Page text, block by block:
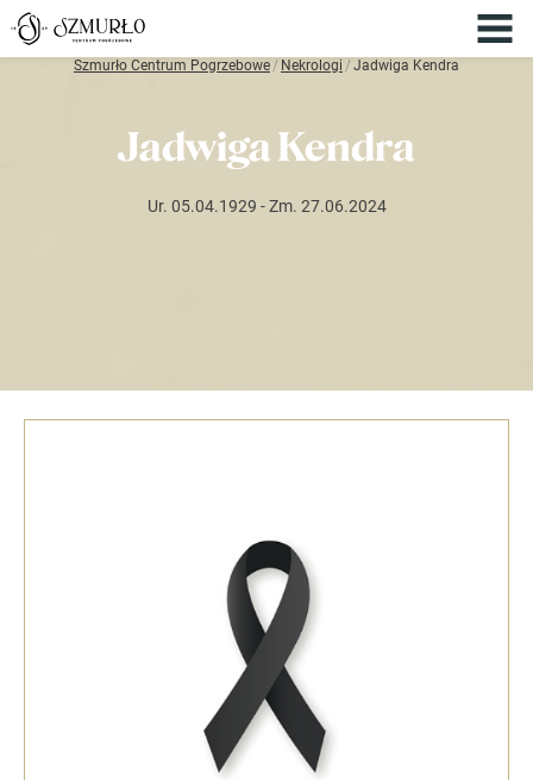
Szmurło Centrum Pogrzebowe / Nekrologi / Jadwiga Kendra
Jadwiga Kendra
Ur. 05.04.1929 - Zm. 27.06.2024